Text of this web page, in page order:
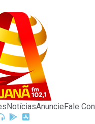
NotíciasAnuncieFale